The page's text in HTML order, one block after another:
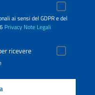
ai sensi del GDPR e del
Privacy Note Legali
ricevere